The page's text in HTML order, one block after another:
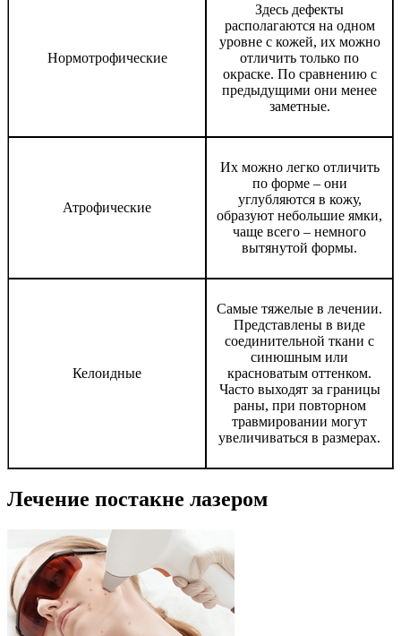
Нормотрофические
Здесь дефекты
располагаются на одном
уровне с кожей, их можно
отличить только по
окраске. По сравнению с
предыдущими они менее
заметные.
Атрофические
Их можно легко отличить
по форме – они
углубляются в кожу,
образуют небольшие ямки,
чаще всего – немного
вытянутой формы.
Келоидные
Самые тяжелые в лечении.
Представлены в виде
соединительной ткани с
синюшным или
красноватым оттенком.
Часто выходят за границы
раны, при повторном
травмировании могут
увеличиваться в размерах.
Лечение постакне лазером